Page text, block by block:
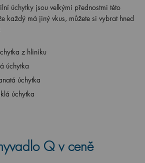
úchytky jsou velkými přednostmi této
každý má jiný vkus, můžete si vybrat hned
z hliníku
úchytka
úchytka
úchytka
Q v ceně